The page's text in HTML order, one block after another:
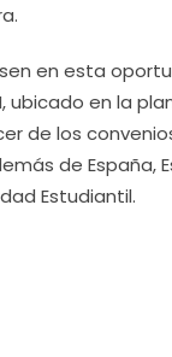
en esta
ubicado en la
de los
de
Estudiantil.